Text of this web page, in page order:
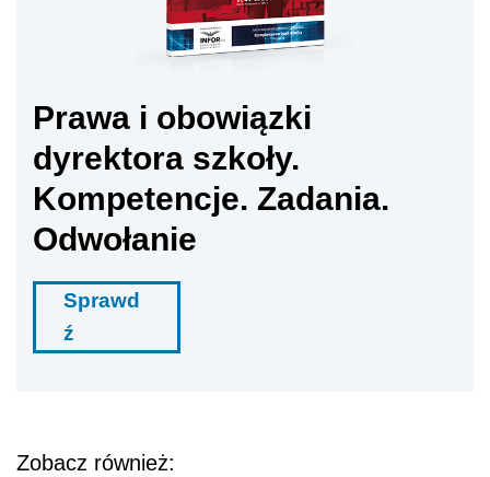
Prawa i obowiązki
dyrektora szkoły.
Kompetencje. Zadania.
Odwołanie
Sprawd
ź
Zobacz również: